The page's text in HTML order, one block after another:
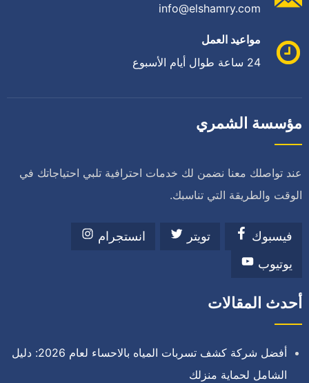
info@elshamry.com
مواعيد العمل
24 ساعة طوال أيام الأسبوع
مؤسسة الشمري
عند تواصلك معنا نضمن لك خدمات احترافية تلبي احتياجاتك في
الوقت والطريقة التي تناسبك.
فيسبوك تويتر
انستجرام
يوتيوب
أحدث المقالات
أفضل شركة كشف تسربات المياه بالاحساء لعام 2026: دليل
الشامل لحماية منزلك